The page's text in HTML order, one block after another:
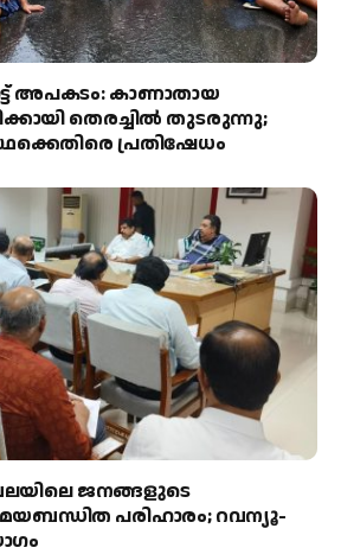
അപകടം: കാണാതായ
തെരച്ചിൽ തുടരുന്നു;
പ്രതിഷേധം
ജനങ്ങളുടെ
പരിഹാരം; റവന്യൂ-